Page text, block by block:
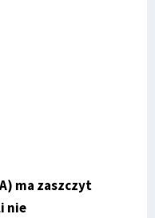
ma zaszczyt
nie